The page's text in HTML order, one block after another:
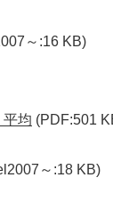
～:16 KB)
平均 (PDF:501
～:18 KB)